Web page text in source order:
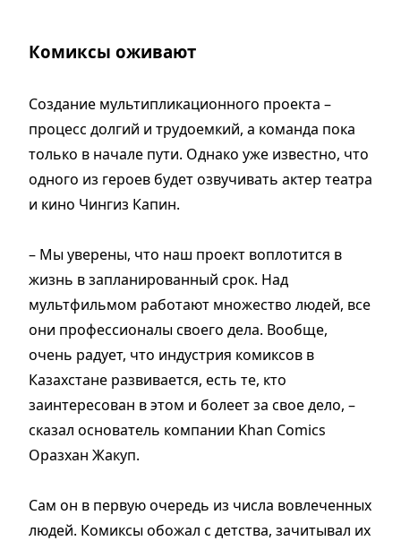
Комиксы оживают
Создание мультипликационного проекта –
процесс долгий и трудоемкий, а команда пока
только в начале пути. Однако уже известно, что
одного из героев будет озвучивать актер театра
и кино Чингиз Капин.
– Мы уверены, что наш проект воплотится в
жизнь в запланированный срок. Над
мультфильмом работают множество людей, все
они профессионалы своего дела. Вообще,
очень радует, что индустрия комиксов в
Казахстане развивается, есть те, кто
заинтересован в этом и болеет за свое дело, –
сказал основатель компании Khan Comics
Оразхан Жакуп.
Сам он в первую очередь из числа вовлеченных
людей. Комиксы обожал с детства, зачитывал их